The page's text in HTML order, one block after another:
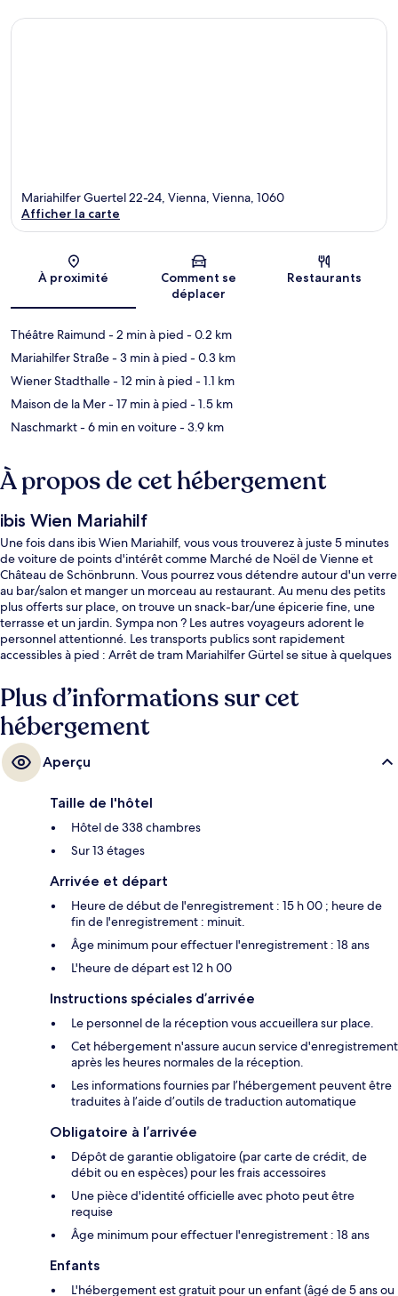
Carte
Mariahilfer Guertel 22-24, Vienna, Vienna, 1060
Afficher la carte
À proximité
Comment se
déplacer
Restaurants
Théâtre Raimund - 2 min à pied - 0.2 km
Mariahilfer Straße- 3 min à pied - 0.3 km
Wiener Stadthalle- 12 min à pied - 1.1 km
Maison de la Mer- 17 min à pied - 1.5 km
Naschmarkt- 6 min en voiture- 3.9 km
À propos de cet hébergement
ibis Wien Mariahilf
Une fois dans ibis Wien Mariahilf, vous vous trouverez à juste 5 minutes
de voiture de points d'intérêt comme Marché de Noël de Vienne et
Château de Schönbrunn. Vous pourrez vous détendre autour d'un verre
au bar/salon et manger un morceau au restaurant. Au menu des petits
plus offerts sur place, on trouve un snack-bar/une épicerie fine, une
terrasse et un jardin. Sympa non ? Les autres voyageurs adorent le
personnel attentionné. Les transports publics sont rapidement
accessibles à pied : Arrêt de tram Mariahilfer Gürtel se situe à quelques
peine.
Plus d’informations sur cet
hébergement
Aperçu
Taille de l'hôtel
Hôtel de 338 chambres
Sur 13 étages
Arrivée et départ
Heure de début de l'enregistrement : 15 h 00 ; heure de
fin de l'enregistrement : minuit.
Âge minimum pour effectuer l'enregistrement : 18 ans
L'heure de départ est 12 h 00
Instructions spéciales d’arrivée
Le personnel de la réception vous accueillera sur place.
Cet hébergement n'assure aucun service d'enregistrement
après les heures normales de la réception.
Les informations fournies par l’hébergement peuvent être
traduites à l’aide d’outils de traduction automatique
Obligatoire à l’arrivée
Dépôt de garantie obligatoire (par carte de crédit, de
débit ou en espèces) pour les frais accessoires
Une pièce d'identité officielle avec photo peut être
requise
Âge minimum pour effectuer l'enregistrement : 18 ans
Enfants
L'hébergement est gratuit pour un enfant (âgé de 5 ans ou